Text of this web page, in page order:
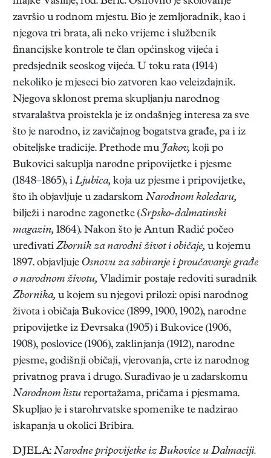
završio u rodnom mjestu. Bio je zemljoradnik, kao i
njegova tri brata, ali neko vrijeme i službenik
financijske kontrole te član općinskog vijeća i
predsjednik seoskog vijeća. U toku rata (1914)
nekoliko je mjeseci bio zatvoren kao veleizdajnik.
Njegova sklonost prema skupljanju narodnog
stvaralaštva proistekla je iz ondašnjeg interesa za sve
što je narodno, iz zavičajnog bogatstva građe, pa i iz
obiteljske tradicije. Prethode mu Jakov, koji po
Bukovici sakuplja narodne pripovijetke i pjesme
(1848–1865), i Ljubica, koja uz pjesme i pripovijetke,
što ih objavljuje u zadarskom Narodnom koledaru,
bilježi i narodne zagonetke (Srpsko-dalmatinski
magazin, 1864). Nakon što je Antun Radić počeo
uređivati Zbornik za narodni život i običaje, u kojemu
1897. objavljuje Osnovu za sabiranje i proučavanje građe
o narodnom životu, Vladimir postaje redoviti suradnik
Zbornika, u kojem su njegovi prilozi: opisi narodnog
života i običaja Bukovice (1899, 1900, 1902), narodne
pripovijetke iz Đevrsaka (1905) i Bukovice (1906,
1908), poslovice (1906), zaklinjanja (1912), narodne
pjesme, godišnji običaji, vjerovanja, crte iz narodnog
privatnog prava i drugo. Surađivao je u zadarskomu
Narodnom listu reportažama, pričama i pjesmama.
Skupljao je i starohrvatske spomenike te nadzirao
iskapanja u okolici Bribira.
DJELA: Narodne pripovijetke iz Bukovice u Dalmaciji.